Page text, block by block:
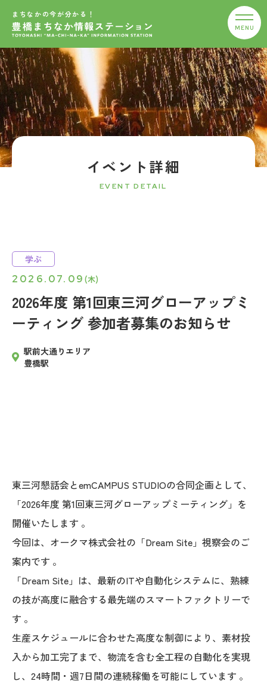
まちなかの今が分かる！
イベント詳細
EVENT DETAIL
2026年度 第1回東三河グローアップミ
ーティング 参加者募集のお知らせ
2026.07.09 (木)
学ぶ
駅前大通りエリア
豊橋駅
東三河懇話会とemCAMPUS STUDIOの合同企画として、
「2026年度 第1回東三河グローアップミーティング」を
開催いたします 。
今回は、オークマ株式会社の「Dream Site」視察会のご
案内です 。
「Dream Site」は、最新のITや自動化システムに、熟練
の技が高度に融合する最先端のスマートファクトリーで
す 。
生産スケジュールに合わせた高度な制御により、素材投
入から加工完了まで、物流を含む全工程の自動化を実現
し、24時間・週7日間の連続稼働を可能にしています 。